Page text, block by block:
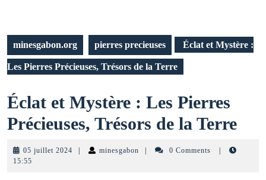
minesgabon.org pierres precieuses Éclat et Mystère :
Les Pierres Précieuses, Trésors de la Terre
Éclat et Mystère : Les Pierres
Précieuses, Trésors de la Terre
05 juillet 2024 05
minesgabon minesgabon0 Comments
15:55